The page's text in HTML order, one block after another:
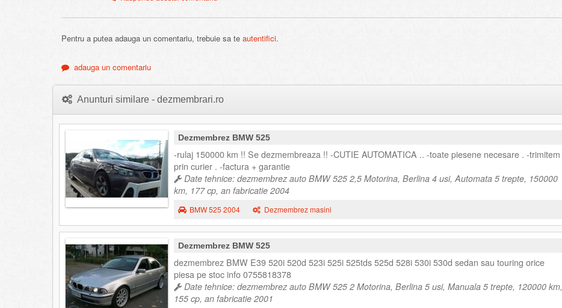
Pentru a putea adauga un comentariu, trebuie sa te autentifici.
adauga un comentariu
Anunturi similare - dezmembrari.ro
Dezmembrez BMW 525
-rulaj 150000 km !! Se dezmembreaza !! -CUTIE AUTOMATICA .. -toate piesene necesare . -trimitem
prin curier . -factura + garantie
Date tehnice: dezmembrez auto BMW 525 2,5 Motorina, Berlina 4 usi, Automata 5 trepte, 150000
km, 177 cp, an fabricatie 2004
BMW 525 2004 Dezmembrez masini
Dezmembrez BMW 525
dezmembrez BMW E39 520i 520d 523i 525i 525tds 525d 528i 530i 530d sedan sau touring orice
piesa pe stoc info 0755818378
Date tehnice: dezmembrez auto BMW 525 2 Motorina, Berlina 5 usi, Manuala 5 trepte, 120000 km,
155 cp, an fabricatie 2001